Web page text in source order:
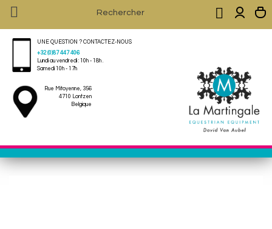
 
UNE QUESTION ? CONTACTEZ-NOUS
+32 (0)87 447 406
Lundi au vendredi : 10h - 18h .
Samedi 10h - 17h
Rue Mitoyenne, 356
4710 Lontzen
Belgique